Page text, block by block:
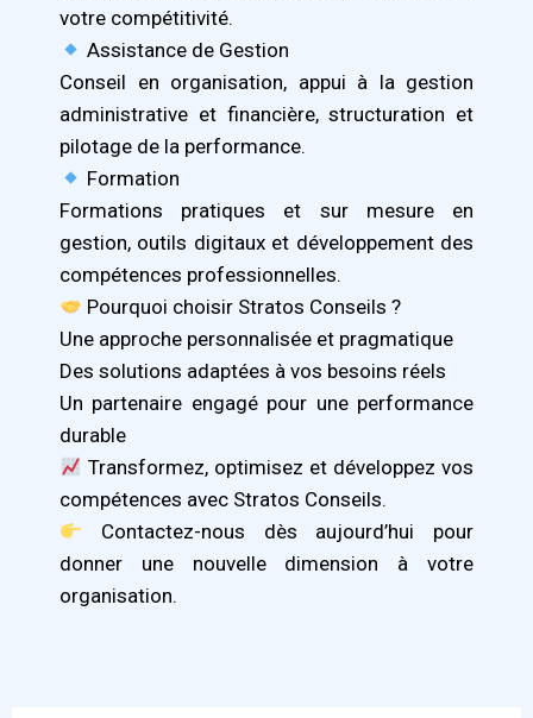
votre compétitivité.
Assistance de Gestion
Conseil en organisation, appui à la gestion
administrative et financière, structuration et
pilotage de la performance.
Formation
Formations pratiques et sur mesure en
gestion, outils digitaux et développement des
compétences professionnelles.
Pourquoi choisir Stratos Conseils ?
Une approche personnalisée et pragmatique
Des solutions adaptées à vos besoins réels
Un partenaire engagé pour une performance
durable
Transformez, optimisez et développez vos
compétences avec Stratos Conseils.
Contactez-nous dès aujourd’hui pour
donner une nouvelle dimension à votre
organisation.